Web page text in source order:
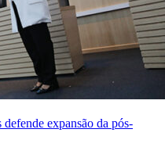
expansão da pós-